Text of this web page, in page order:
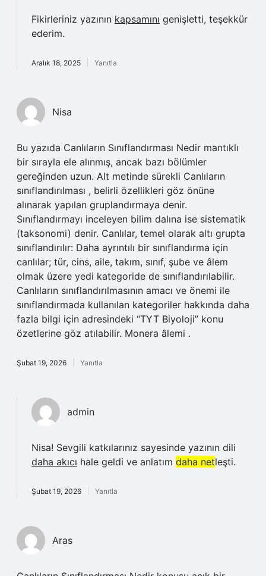
Fikirleriniz yazının kapsamını genişletti, teşekkür
ederim.
Aralık 18, 2025 Yanıtla
Nisa
Bu yazıda Canlıların Sınıflandırması Nedir mantıklı
bir sırayla ele alınmış, ancak bazı bölümler
gereğinden uzun. Alt metinde sürekli Canlıların
sınıflandırılması , belirli özellikleri göz önüne
alınarak yapılan gruplandırmaya denir.
Sınıflandırmayı inceleyen bilim dalına ise sistematik
(taksonomi) denir. Canlılar, temel olarak altı grupta
sınıflandırılır: Daha ayrıntılı bir sınıflandırma için
canlılar; tür, cins, aile, takım, sınıf, şube ve âlem
olmak üzere yedi kategoride de sınıflandırılabilir.
Canlıların sınıflandırılmasının amacı ve önemi ile
sınıflandırmada kullanılan kategoriler hakkında daha
fazla bilgi için adresindeki “TYT Biyoloji” konu
özetlerine göz atılabilir. Monera âlemi .
Şubat 19, 2026 Yanıtla
admin
Nisa! Sevgili katkılarınız sayesinde yazının dili
daha akıcı hale geldi ve anlatım daha netleşti.
Şubat 19, 2026 Yanıtla
Aras